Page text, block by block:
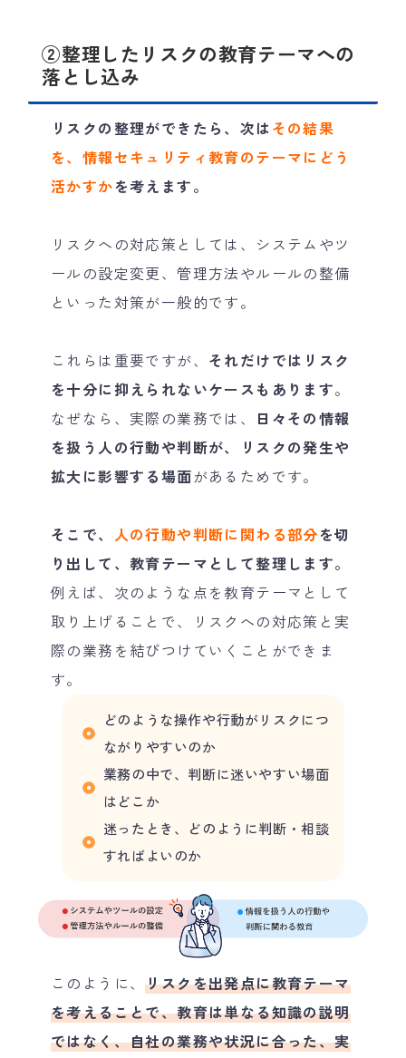
②整理したリスクの教育テーマへの
落とし込み
リスクの整理ができたら、次はその結果
を、情報セキュリティ教育のテーマにどう
活かすかを考えます。
リスクへの対応策としては、システムやツ
ールの設定変更、管理方法やルールの整備
といった対策が一般的です。
これらは重要ですが、 それだけではリスク
を十分に抑えられないケースもあります。
なぜなら、実際の業務では、
日々その情報
を扱う人の行動や判断が、リスクの発生や
拡大に影響する場面があるためです。
そこで、 人の行動や判断に関わる部分を切
り出して、教育テーマとして整理します。
例えば、次のような点を教育テーマとして
取り上げることで、リスクへの対応策と実
際の業務を結びつけていくことができま
す。
どのような操作や行動がリスクにつ
ながりやすいのか
業務の中で、判断に迷いやすい場面
はどこか
迷ったとき、どのように判断・相談
すればよいのか
このように、リスクを出発点に教育テーマ
を考えることで、教育は単なる知識の説明
ではなく、自社の業務や状況に合った、実